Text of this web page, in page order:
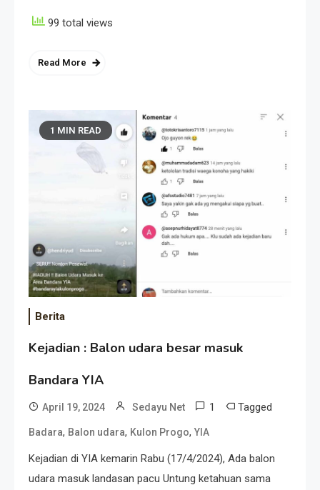
99 total views
Read More
1 MIN READ
Berita
Kejadian : Balon udara besar masuk
Bandara YIA
April 19, 2024 Sedayu Net 1 Tagged
Badara, Balon udara, Kulon Progo, YIA
Kejadian di YIA kemarin Rabu (17/4/2024), Ada balon
udara masuk landasan pacu Untung ketahuan sama